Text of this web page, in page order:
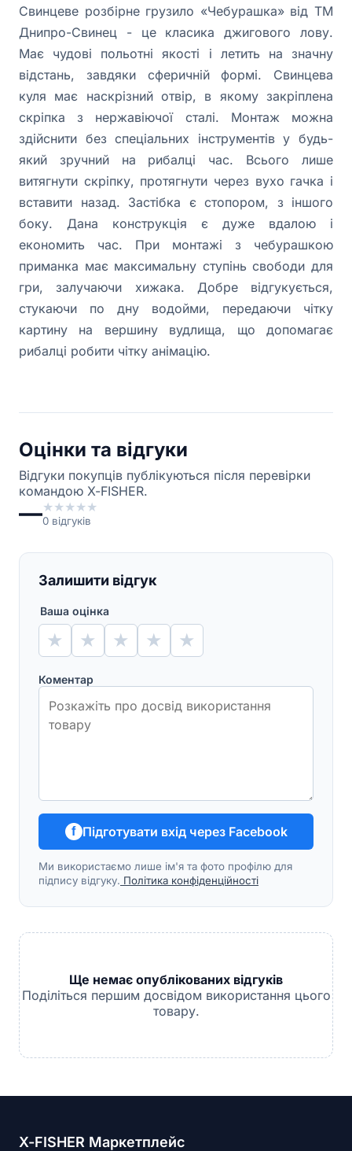
Свинцеве розбірне грузило «Чебурашка» вiд ТМ
Днипро-Свинец - це класика джигового лову.
Має чудові польотні якості і летить на значну
відстань, завдяки сферичній формі. Свинцева
куля має наскрізний отвір, в якому закріплена
скріпка з нержавіючої сталі. Монтаж можна
здійснити без спеціальних інструментів у будь-
який зручний на рибалці час. Всього лише
витягнути скріпку, протягнути через вухо гачка і
вставити назад. Застібка є стопором, з іншого
боку. Дана конструкція є дуже вдалою і
економить час. При монтажі з чебурашкою
приманка має максимальну ступінь свободи для
гри, залучаючи хижака. Добре відгукується,
стукаючи по дну водойми, передаючи чітку
картину на вершину вудлища, що допомагає
рибалці робити чітку анімацію.
Оцінки та відгуки
Відгуки покупців публікуються після перевірки
командою X-FISHER.
—★★★★★
0 відгуків
Залишити відгук
Ваша оцінка
★ ★ ★ ★ ★
Коментар
f Підготувати вхід через Facebook
Ми використаємо лише ім'я та фото профілю для
підпису відгуку. Політика конфіденційності
Ще немає опублікованих відгуків
Поділіться першим досвідом використання цього
товару.
X-FISHER Маркетплейс